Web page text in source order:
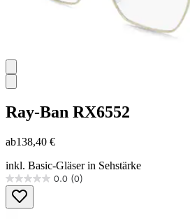
Ray-Ban RX6552
ab138,40 €
inkl. Basic-Gläser in Sehstärke
0.0 (0)
0.0
von
5